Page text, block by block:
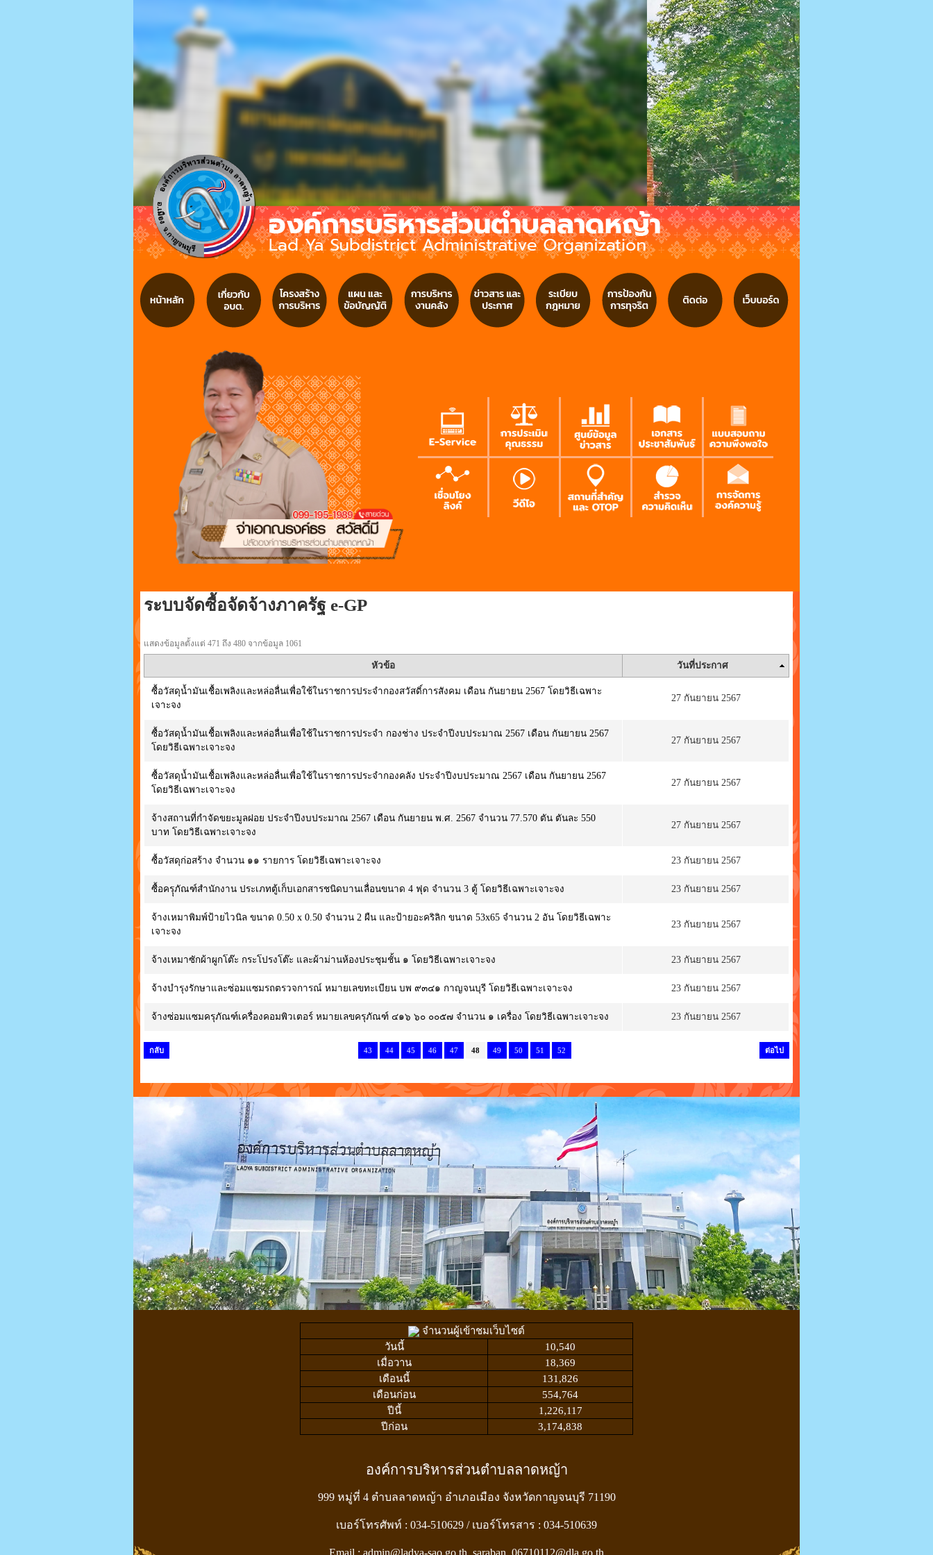
ระบบจัดซื้อจัดจ้างภาครัฐ e-GP
แสดงข้อมูลตั้งแต่ 471 ถึง 480 จากข้อมูล 1061
หัวข้อ วันที่ประกาศ
ซื้อวัสดุน้ำมันเชื้อเพลิงและหล่อลื่นเพื่อใช้ในราชการประจำกองสวัสดิ์การสังคม เดือน กันยายน 2567 โดยวิธีเฉพาะ
เจาะจง
27 กันยายน 2567
ซื้อวัสดุน้ำมันเชื้อเพลิงและหล่อลื่นเพื่อใช้ในราชการประจำ กองช่าง ประจำปีงบประมาณ 2567 เดือน กันยายน 2567
โดยวิธีเฉพาะเจาะจง
27 กันยายน 2567
ซื้อวัสดุน้ำมันเชื้อเพลิงและหล่อลื่นเพื่อใช้ในราชการประจำกองคลัง ประจำปีงบประมาณ 2567 เดือน กันยายน 2567
โดยวิธีเฉพาะเจาะจง
27 กันยายน 2567
จ้างสถานที่กำจัดขยะมูลฝอย ประจำปีงบประมาณ 2567 เดือน กันยายน พ.ศ. 2567 จำนวน 77.570 ตัน ตันละ 550
บาท โดยวิธีเฉพาะเจาะจง
27 กันยายน 2567
ซื้อวัสดุก่อสร้าง จำนวน ๑๑ รายการ โดยวิธีเฉพาะเจาะจง 23 กันยายน 2567
ซื้อครุุภัณฑ์สำนักงาน ประเภทตู้เก็บเอกสารชนิดบานเลื่อนขนาด 4 ฟุด จำนวน 3 ตู้ โดยวิธีเฉพาะเจาะจง 23 กันยายน 2567
จ้างเหมาพิมพ์ป้ายไวนิล ขนาด 0.50 x 0.50 จำนวน 2 ผืน และป้ายอะคริลิก ขนาด 53x65 จำนวน 2 อัน โดยวิธีเฉพาะ
เจาะจง
23 กันยายน 2567
จ้างเหมาซักผ้าผูกโต๊ะ กระโปรงโต๊ะ และผ้าม่านห้องประชุมชั้น ๑ โดยวิธีเฉพาะเจาะจง 23 กันยายน 2567
จ้างบำรุงรักษาและซ่อมแซมรถตรวจการณ์ หมายเลขทะเบียน บพ ๙๓๔๑ กาญจนบุรี โดยวิธีเฉพาะเจาะจง 23 กันยายน 2567
จ้างซ่อมแซมครุภัณฑ์เครื่องคอมพิวเตอร์ หมายเลขครุภัณฑ์ ๔๑๖ ๖๐ ๐๐๕๗ จำนวน ๑ เครื่อง โดยวิธีเฉพาะเจาะจง 23 กันยายน 2567
กลับ 43 44 45 46 47 48 49 50 51 52 ต่อไป
จำนวนผู้เข้าชมเว็บไซต์
วันนี้
10,540
เมื่อวาน
18,369
เดือนนี้
131,826
เดือนก่อน
554,764
ปีนี้
1,226,117
ปีก่อน
3,174,838
องค์การบริหารส่วนตำบลลาดหญ้า
999 หมู่ที่ 4 ตำบลลาดหญ้า อำเภอเมือง จังหวัดกาญจนบุรี 71190
เบอร์โทรศัพท์ : 034-510629 / เบอร์โทรสาร : 034-510639
Email : admin@ladya-sao.go.th, saraban_06710112@dla.go.th